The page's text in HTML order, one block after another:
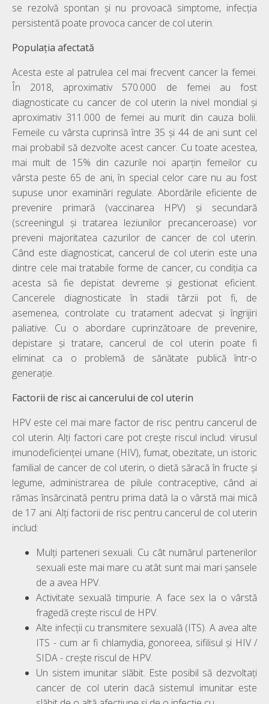
se rezolvă spontan și nu provoacă simptome, infecția
persistentă poate provoca cancer de col uterin.
Populația afectată
Acesta este al patrulea cel mai frecvent cancer la femei.
În 2018, aproximativ 570.000 de femei au fost
diagnosticate cu cancer de col uterin la nivel mondial și
aproximativ 311.000 de femei au murit din cauza bolii.
Femeile cu vârsta cuprinsă între 35 și 44 de ani sunt cel
mai probabil să dezvolte acest cancer. Cu toate acestea,
mai mult de 15% din cazurile noi aparțin femeilor cu
vârsta peste 65 de ani, în special celor care nu au fost
supuse unor examinări regulate. Abordările eficiente de
prevenire primară (vaccinarea HPV) și secundară
(screeningul și tratarea leziunilor precanceroase) vor
preveni majoritatea cazurilor de cancer de col uterin.
Când este diagnosticat, cancerul de col uterin este una
dintre cele mai tratabile forme de cancer, cu condiția ca
acesta să fie depistat devreme și gestionat eficient.
Cancerele diagnosticate în stadii târzii pot fi, de
asemenea, controlate cu tratament adecvat și îngrijiri
paliative. Cu o abordare cuprinzătoare de prevenire,
depistare și tratare, cancerul de col uterin poate fi
eliminat ca o problemă de sănătate publică într-o
generație.
Factorii de risc ai cancerului de col uterin
HPV este cel mai mare factor de risc pentru cancerul de
col uterin. Alți factori care pot crește riscul includ: virusul
imunodeficienței umane (HIV), fumat, obezitate, un istoric
familial de cancer de col uterin, o dietă săracă în fructe și
legume, administrarea de pilule contraceptive, când ai
rămas însărcinată pentru prima dată la o vârstă mai mică
de 17 ani. Alți factorii de risc pentru cancerul de col uterin
includ:
Mulți parteneri sexuali. Cu cât numărul partenerilor
sexuali este mai mare cu atât sunt mai mari șansele
de a avea HPV.
Activitate sexuală timpurie. A face sex la o vârstă
fragedă crește riscul de HPV.
Alte infecții cu transmitere sexuală (ITS). A avea alte
ITS - cum ar fi chlamydia, gonoreea, sifilisul și HIV /
SIDA - crește riscul de HPV.
Un sistem imunitar slăbit. Este posibil să dezvoltați
cancer de col uterin dacă sistemul imunitar este